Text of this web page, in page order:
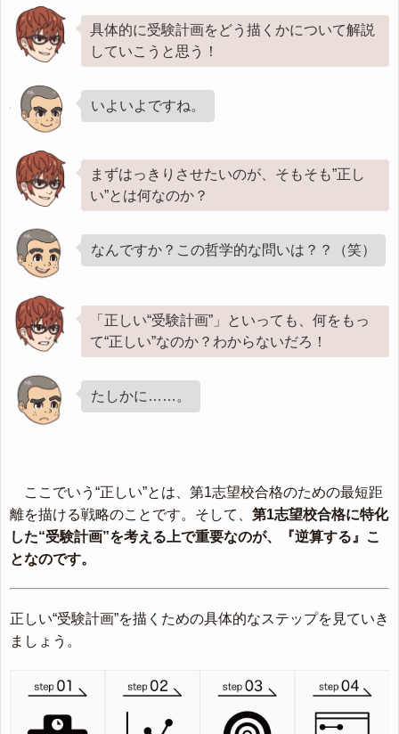
具体的に受験計画をどう描くかについて解説
していこうと思う！
いよいよですね。
まずはっきりさせたいのが、そもそも”正し
い”とは何なのか？
なんですか？この哲学的な問いは？？（笑）
「正しい“受験計画”」といっても、何をもっ
て“正しい”なのか？わからないだろ！
たしかに……。
ここでいう“正しい”とは、第1志望校合格のための最短距
離を描ける戦略のことです。そして、 第1志望校合格に特化
した“受験計画”を考える上で重要なのが、『逆算する』こ
となのです。
正しい“受験計画”を描くための具体的なステップを見ていき
ましょう。